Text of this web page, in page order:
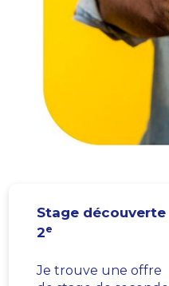
Stage découverte
2e
Je trouve une offre